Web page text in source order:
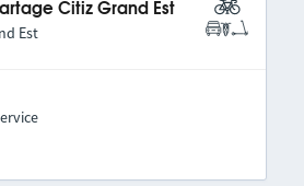
Citiz Grand Est
Est